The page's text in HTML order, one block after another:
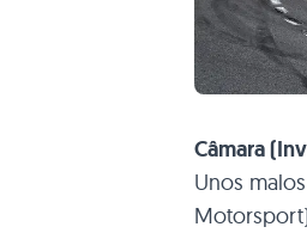
Câmara
Unos